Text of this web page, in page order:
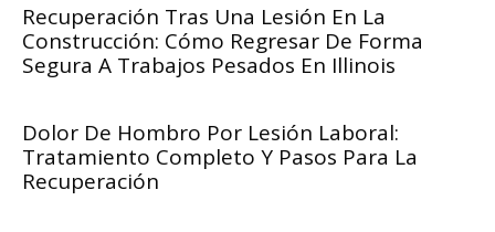
Recuperación Tras Una Lesión En La
Construcción: Cómo Regresar De Forma
Segura A Trabajos Pesados En Illinois
Dolor De Hombro Por Lesión Laboral:
Tratamiento Completo Y Pasos Para La
Recuperación